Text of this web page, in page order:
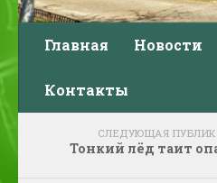
Главная Новости
Контакты
СЛЕДУЮЩАЯ
Тонкий лёд таит